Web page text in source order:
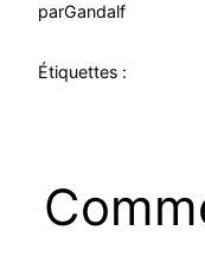
parGandalf
Étiquettes :